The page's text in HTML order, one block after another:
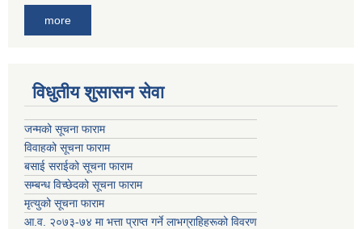
more
विधुतीय शुसासन सेवा
जन्मको सूचना फाराम
विवाहको सूचना फाराम
बसाई सराईको सूचना फाराम
सम्बन्ध विच्छेदको सूचना फाराम
मृत्युको सूचना फाराम
आ.व. २०७३-७४ मा भत्ता प्राप्त गर्ने लाभग्राहिहरूको विवरण